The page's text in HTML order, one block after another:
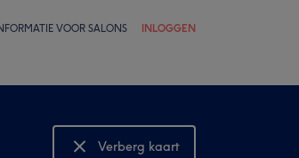
VOOR SALONS INLOGGEN
Verberg kaart